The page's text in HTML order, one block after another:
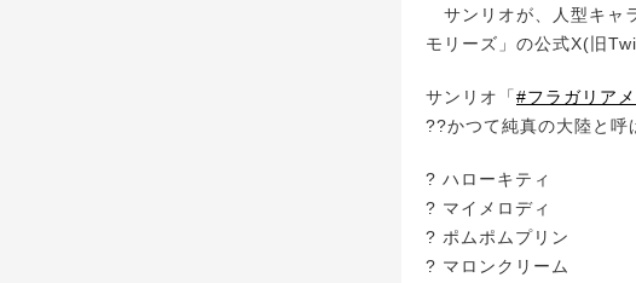
サンリオが、人型キャ
モリーズ」の公式X(旧
サンリオ「#フラガリア
??かつて純真の大陸と
? ハローキティ
? マイメロディ
? ポムポムプリン
? マロンクリーム